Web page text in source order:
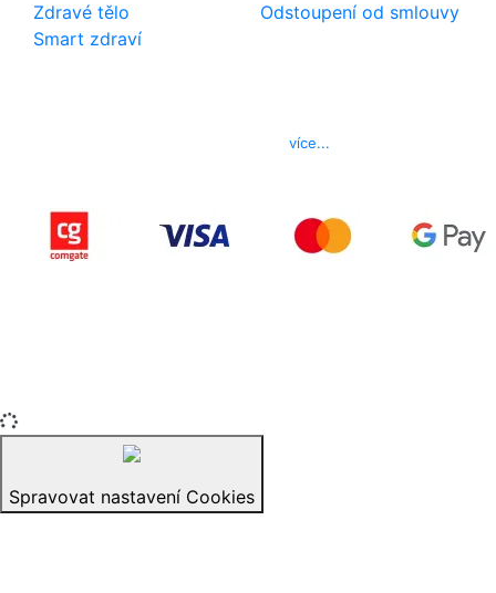
Zdravé tělo
Smart zdraví
Odstoupení od smlouvy
více...
Spravovat nastavení Cookies